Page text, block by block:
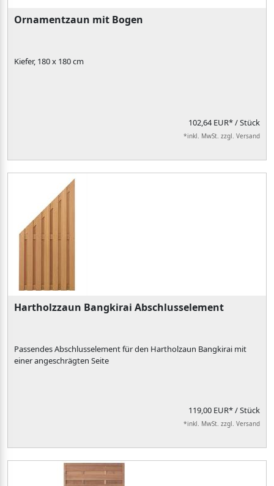
Ornamentzaun mit Bogen
Kiefer, 180 x 180 cm
102,64 EUR*/ Stück
*inkl. MwSt. zzgl. Versand
Hartholzzaun Bangkirai Abschlusselement
Passendes Abschlusselement für den Hartholzaun Bangkirai mit
einer angeschrägten Seite
119,00 EUR*/ Stück
*inkl. MwSt. zzgl. Versand